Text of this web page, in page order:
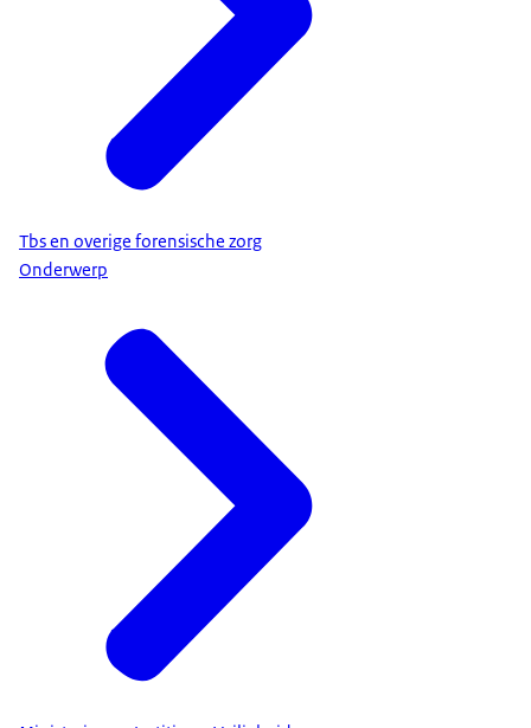
Tbs en overige forensische zorg
Onderwerp